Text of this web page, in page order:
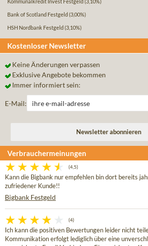
Kommunalkredit Invest Festgeld (3,10%)
Bank of Scotland Festgeld (3,00%)
HSH Nordbank Festgeld (3,10%)
Kostenloser Newsletter
Keine Änderungen verpassen
Exklusive Angebote bekommen
Immer informiert sein:
E-Mail:
Verbrauchermeinungen
(4,5)
Kann die Bigbank nur empfehlen bin dort bereits
zufriedener Kunde!!
Bigbank Festgeld
(4)
Ich kann die positiven Bewertungen leider nicht
Kommunikation erfolgt lediglich über eine